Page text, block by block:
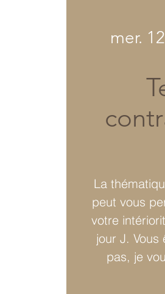
mer.
La
peut vous
votre
jour J.
pas, je